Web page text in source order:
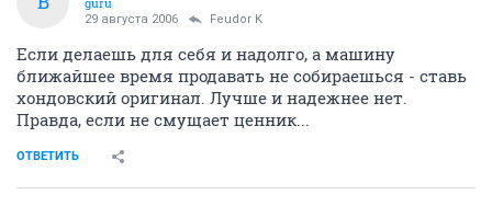
29 августа 2006 Feudor K
Если делаешь для себя и надолго, а машину
ближайшее время продавать не собираешься - ставь
хондовский оригинал. Лучше и надежнее нет.
Правда, если не смущает ценник...
ОТВЕТИТЬ